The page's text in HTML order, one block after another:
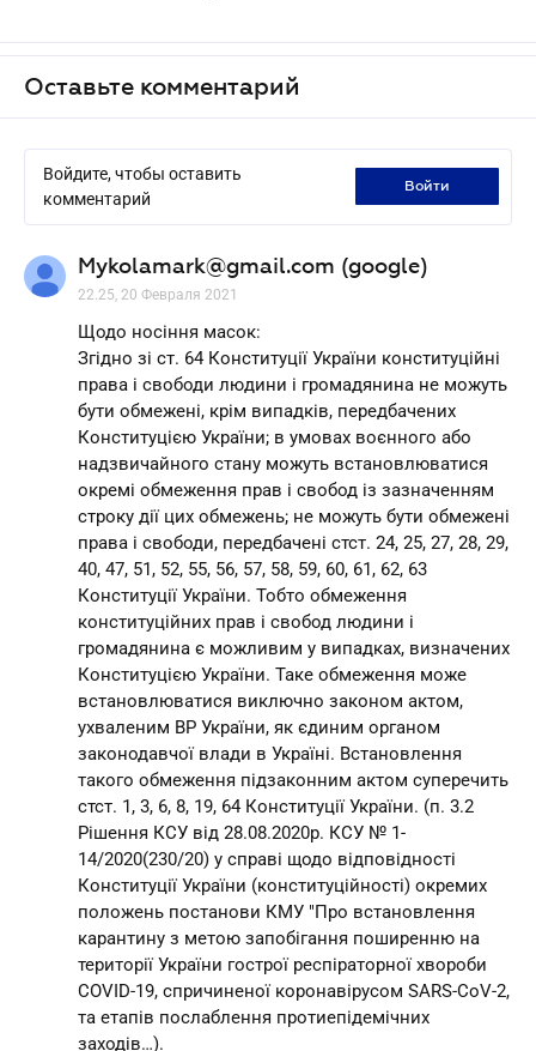
Оставьте комментарий
Войдите, чтобы оставить
комментарий
войти
Mykolamark@gmail.com (google)
22.25, 20 Февраля 2021
Щодо носіння масок:
Згідно зі ст. 64 Конституції України конституційні
права і свободи людини і громадянина не можуть
бути обмежені, крім випадків, передбачених
Конституцією України; в умовах воєнного або
надзвичайного стану можуть встановлюватися
окремі обмеження прав і свобод із зазначенням
строку дії цих обмежень; не можуть бути обмежені
права і свободи, передбачені стст. 24, 25, 27, 28, 29,
40, 47, 51, 52, 55, 56, 57, 58, 59, 60, 61, 62, 63
Конституції України. Тобто обмеження
конституційних прав і свобод людини і
громадянина є можливим у випадках, визначених
Конституцією України. Таке обмеження може
встановлюватися виключно законом актом,
ухваленим ВР України, як єдиним органом
законодавчої влади в Україні. Встановлення
такого обмеження підзаконним актом суперечить
стст. 1, 3, 6, 8, 19, 64 Конституції України. (п. 3.2
Рішення КСУ від 28.08.2020р. КСУ № 1-
14/2020(230/20) у справі щодо відповідності
Конституції України (конституційності) окремих
положень постанови КМУ "Про встановлення
карантину з метою запобігання поширенню на
території України гострої респіраторної хвороби
COVID-19, спричиненої коронавірусом SARS-CoV-2,
та етапів послаблення протиепідемічних
заходів…).